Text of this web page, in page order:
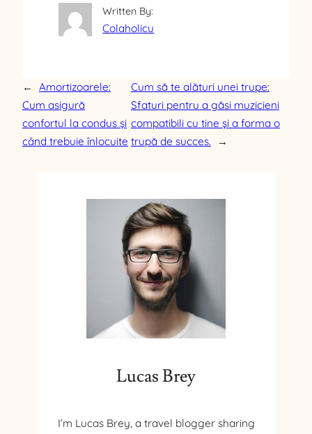
Written By:
Colaholicu
←
Amortizoarele:
Cum asigură
confortul la condus și
când trebuie înlocuite
Cum să te alături unei trupe:
Sfaturi pentru a găsi muzicieni
compatibili cu tine și a forma o
trupă de succes.
→
Lucas Brey
I’m Lucas Brey, a travel blogger sharing